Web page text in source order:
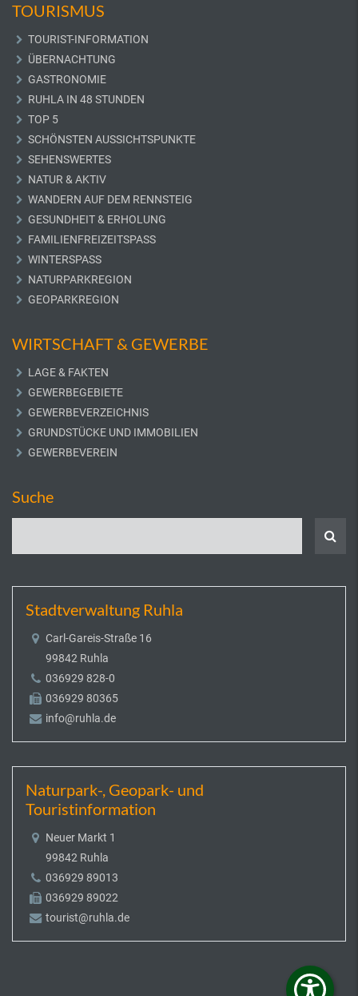
TOURISMUS
TOURIST-INFORMATION
ÜBERNACHTUNG
GASTRONOMIE
RUHLA IN 48 STUNDEN
TOP 5
SCHÖNSTEN AUSSICHTSPUNKTE
SEHENSWERTES
NATUR & AKTIV
WANDERN AUF DEM RENNSTEIG
GESUNDHEIT & ERHOLUNG
FAMILIENFREIZEITSPASS
WINTERSPASS
NATURPARKREGION
GEOPARKREGION
WIRTSCHAFT & GEWERBE
LAGE & FAKTEN
GEWERBEGEBIETE
GEWERBEVERZEICHNIS
GRUNDSTÜCKE UND IMMOBILIEN
GEWERBEVEREIN
Suche
Stadtverwaltung Ruhla
Carl-Gareis-Straße 16
99842 Ruhla
036929 828-0
036929 80365
info@ruhla.de
Naturpark-, Geopark- und
Touristinformation
Neuer Markt 1
99842 Ruhla
036929 89013
036929 89022
tourist@ruhla.de